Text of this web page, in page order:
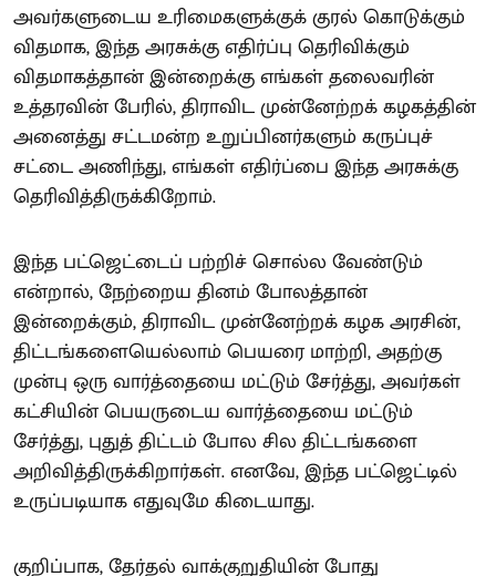
அவர்களுடைய உரிமைகளுக்குக் குரல் கொடுக்கும்
விதமாக, இந்த அரசுக்கு எதிர்ப்பு தெரிவிக்கும்
விதமாகத்தான் இன்றைக்கு எங்கள் தலைவரின்
உத்தரவின் பேரில், திராவிட முன்னேற்றக் கழகத்தின்
அனைத்து சட்டமன்ற உறுப்பினர்களும் கருப்புச்
சட்டை அணிந்து, எங்கள் எதிர்ப்பை இந்த அரசுக்கு
தெரிவித்திருக்கிறோம்.
இந்த பட்ஜெட்டைப் பற்றிச் சொல்ல வேண்டும்
என்றால், நேற்றைய தினம் போலத்தான்
இன்றைக்கும், திராவிட முன்னேற்றக் கழக அரசின்,
திட்டங்களையெல்லாம் பெயரை மாற்றி, அதற்கு
முன்பு ஒரு வார்த்தையை மட்டும் சேர்த்து, அவர்கள்
கட்சியின் பெயருடைய வார்த்தையை மட்டும்
சேர்த்து, புதுத் திட்டம் போல சில திட்டங்களை
அறிவித்திருக்கிறார்கள். எனவே, இந்த பட்ஜெட்டில்
உருப்படியாக எதுவுமே கிடையாது.
குறிப்பாக, தேர்தல் வாக்குறுதியின் போது